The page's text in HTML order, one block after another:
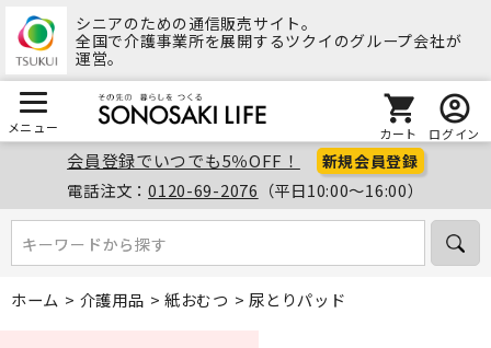
シニアのための通信販売サイト。
全国で介護事業所を展開するツクイのグループ会社が
運営。
メニュー カート ログイン
会員登録でいつでも5％OFF！ 新規会員登録
電話注文：0120-69-2076 （平日10:00～16:00）
キーワードから探す
キーワードから探す
ホーム > 介護用品 > 紙おむつ > 尿とりパッド